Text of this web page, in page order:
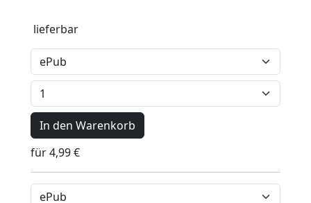
lieferbar
In den Warenkorb
für 4,99 €